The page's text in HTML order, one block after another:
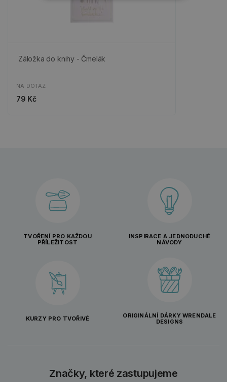
Záložka do knihy - Čmelák
NA DOTAZ
79 Kč
TVOŘENÍ PRO KAŽDOU
PŘÍLEŽITOST
INSPIRACE A JEDNODUCHÉ
NÁVODY
KURZY PRO TVOŘIVÉ
ORIGINÁLNÍ DÁRKY WRENDALE
DESIGNS
Značky, které zastupujeme